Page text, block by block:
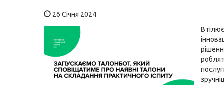
26 Січня 2024